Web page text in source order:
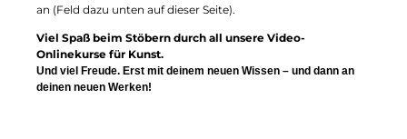
an (Feld dazu unten auf dieser Seite).
Viel Spaß beim Stöbern durch all unsere Video-
Onlinekurse für Kunst.
Und viel Freude. Erst mit deinem neuen Wissen – und dann an
deinen neuen Werken!